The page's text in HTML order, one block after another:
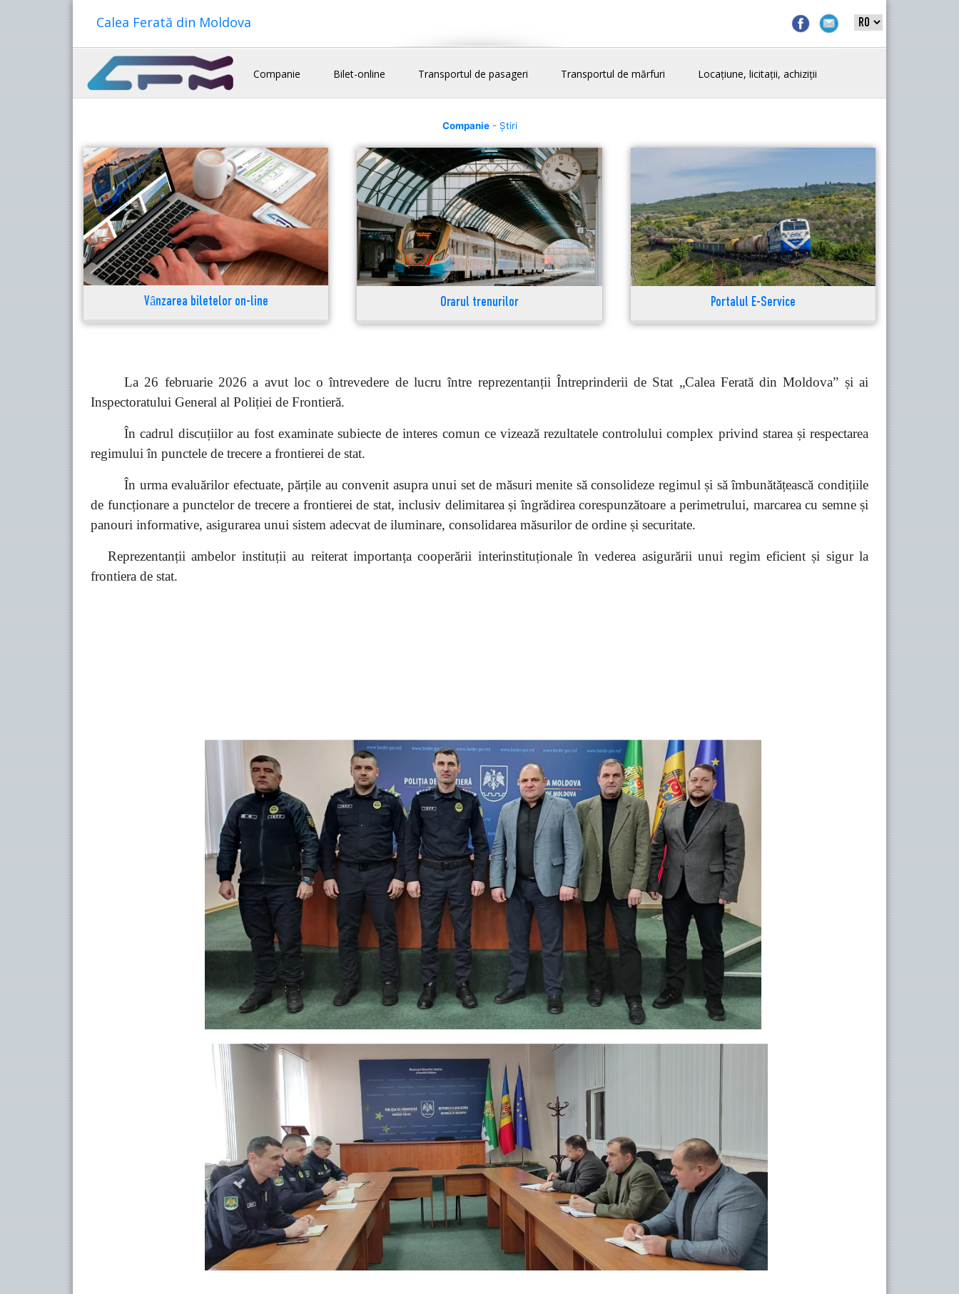
Calea Ferată din Moldova
Companie Bilet-online Transportul de pasageri Transportul de mărfuri Locațiune, licitații, achiziții
Companie- Știri
Vânzarea biletelor on-line Orarul trenurilor Portalul E-Service
La 26 februarie 2026 a avut loc o întrevedere de lucru între reprezentanții Întreprinderii de Stat „Calea Ferată din Moldova” și ai
Inspectoratului General al Poliției de Frontieră.
În cadrul discuțiilor au fost examinate subiecte de interes comun ce vizează rezultatele controlului complex privind starea și respectarea
regimului în punctele de trecere a frontierei de stat.
În urma evaluărilor efectuate, părțile au convenit asupra unui set de măsuri menite să consolideze regimul și să îmbunătățească condițiile
de funcționare a punctelor de trecere a frontierei de stat, inclusiv delimitarea și îngrădirea corespunzătoare a perimetrului, marcarea cu semne și
panouri informative, asigurarea unui sistem adecvat de iluminare, consolidarea măsurilor de ordine și securitate.
Reprezentanții ambelor instituții au reiterat importanța cooperării interinstituționale în vederea asigurării unui regim eficient și sigur la
frontiera de stat.